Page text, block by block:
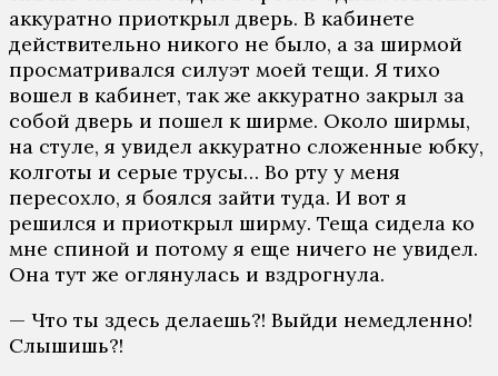
аккуратно приоткрыл дверь. В кабинете
действительно никого не было, а за ширмой
просматривался силуэт моей тещи. Я тихо
вошел в кабинет, так же аккуратно закрыл за
собой дверь и пошел к ширме. Около ширмы,
на стуле, я увидел аккуратно сложенные юбку,
колготы и серые трусы… Во рту у меня
пересохло, я боялся зайти туда. И вот я
решился и приоткрыл ширму. Теща сидела ко
мне спиной и потому я еще ничего не увидел.
Она тут же оглянулась и вздрогнула.
— Что ты здесь делаешь?! Выйди немедленно!
Слышишь?!